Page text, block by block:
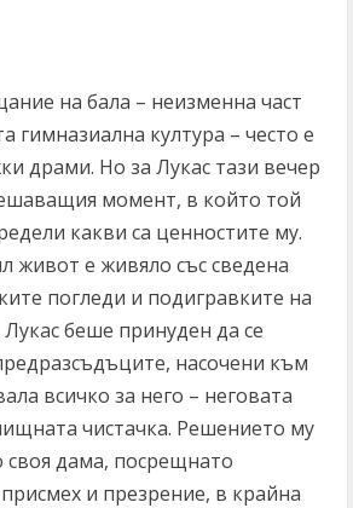
на бала – неизменна част
гимназиална култура – често е
драми. Но за Лукас тази вечер
момент, в който той
какви са ценностите му.
живот е живяло със сведена
погледи и подигравките на
беше принуден да се
насочени към
всичко за него – неговата
чистачка. Решението му
своя дама, посрещнато
и презрение, в крайна